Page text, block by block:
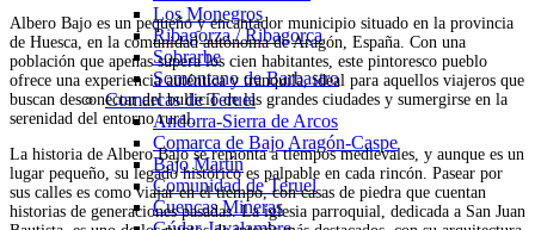
Los Monegros
Ribagorza / Ribagorça
Sobrarbe
Somontano de Barbastro
Comarcas de Teruel
Andorra-Sierra de Arcos
Comarca de Bajo Aragón-Caspe
Bajo Martín
Comunidad de Teruel
Cuencas Mineras
Albero Bajo es un pequeño y encantador municipio situado en la provincia
de Huesca, en la comunidad autónoma de Aragón, España. Con una
población que apenas supera los cien habitantes, este pintoresco pueblo
ofrece una experiencia auténtica y tranquila, ideal para aquellos viajeros que
buscan desconectar del bullicio de las grandes ciudades y sumergirse en la
serenidad del entorno rural.
La historia de Albero Bajo se remonta a tiempos medievales, y aunque es un
lugar pequeño, su legado histórico es palpable en cada rincón. Pasear por
sus calles es como viajar en el tiempo, con casas de piedra que cuentan
historias de generaciones pasadas. La iglesia parroquial, dedicada a San Juan